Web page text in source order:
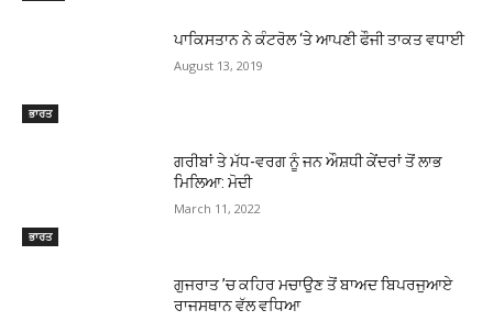
ਭਾਰਤ
ਪਾਕਿਸਤਾਨ ਨੇ ਕੰਟਰੋਲ ‘ਤੇ ਆਪਣੀ ਫੌਜੀ ਤਾਕਤ ਵਧਾਈ
August 13, 2019
ਭਾਰਤ
ਗਰੀਬਾਂ ਤੇ ਮੱਧ-ਵਰਗ ਨੂੰ ਜਨ ਔਸ਼ਧੀ ਕੇਂਦਰਾਂ ਤੋਂ ਲਾਭ
ਮਿਲਿਆ: ਮੋਦੀ
March 11, 2022
ਗੁਜਰਾਤ ’ਚ ਕਹਿਰ ਮਚਾਉਣ ਤੋਂ ਬਾਅਦ ਬਿਪਰਜੁਆਏ
ਰਾਜਸਥਾਨ ਵੱਲ ਵਧਿਆ